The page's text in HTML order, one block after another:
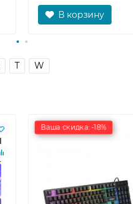
В корзину
T W
Ваша скидка: -18%